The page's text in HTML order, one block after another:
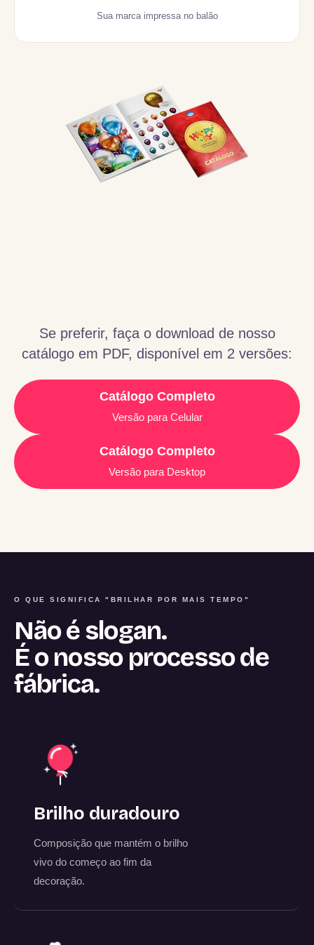
Sua marca impressa no balão
Se preferir, faça o download de nosso
catálogo em PDF, disponível em 2 versões:
Catálogo Completo
Versão para Celular
Catálogo Completo
Versão para Desktop
O QUE SIGNIFICA "BRILHAR POR MAIS TEMPO"
Não é slogan.
É o nosso processo de
fábrica.
Brilho duradouro
Composição que mantém o brilho
vivo do começo ao fim da
decoração.